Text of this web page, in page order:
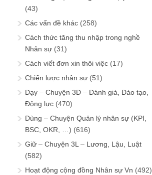
(43)
Các vấn đề khác (258)
Cách thức tăng thu nhập trong nghề
Nhân sự (31)
Cách viết đơn xin thôi việc (17)
Chiến lược nhân sự (51)
Dạy – Chuyện 3Đ – Đánh giá, Đào tạo,
Động lực (470)
Dùng – Chuyện Quản lý nhân sự (KPI,
BSC, OKR, …) (616)
Giữ – Chuyện 3L – Lương, Lậu, Luật
(582)
Hoạt động cộng đồng Nhân sự Vn (492)